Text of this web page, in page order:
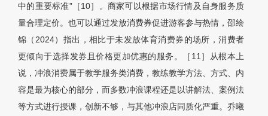
中的重要标准”［10］。商家可以根据市场行情及自身服务质
量合理定价。也可以通过发放消费券促进游客参与热情，邵绘
锦（2024）指出，相比于未发放体育消费券的场所，消费者
更倾向于选择发券且价格更加优惠的服务。［11］从根本上
说，冲浪消费属于教学服务类消费，教练教学方法、方式、内
容是最为核心的部分，而多数冲浪课程还是以讲解法、案例法
等方式进行授课，创新不够，与其他冲浪店同质化严重。乔曦